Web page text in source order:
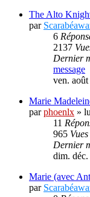
The Alto
par
6
2137
Dernier
message
ven.
Marie
parphoenlx »
11
965 Vues
Dernier
dim.
Marie (avec
par